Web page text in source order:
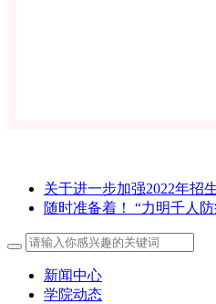
关于进一步加强2022年招
随时准备着！ “力明千人
新闻中心
学院动态